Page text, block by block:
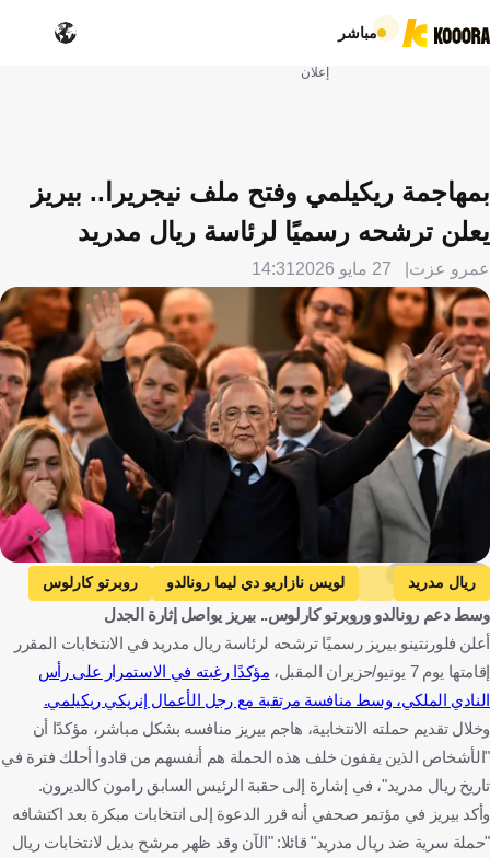
مباشر
إعلان
بمهاجمة ريكيلمي وفتح ملف نيجريرا.. بيريز
يعلن ترشحه رسميًا لرئاسة ريال مدريد
عمرو عزت 27 مايو 2026 14:31
Getty Images
ريال مدريد لويس نازاريو دي ليما رونالدو
روبرتو كارلوس
برشلونة
إسبانيا البرازيل كرة قدم
وسط دعم رونالدو وروبرتو كارلوس.. بيريز يواصل إثارة الجدل
أعلن فلورنتينو بيريز رسميًا ترشحه لرئاسة ريال مدريد في الانتخابات المقرر
إقامتها يوم 7 يونيو/حزيران المقبل،
مؤكدًا رغبته في الاستمرار على رأس
النادي الملكي، وسط منافسة مرتقبة مع رجل الأعمال إنريكي ريكيلمي.
وخلال تقديم حملته الانتخابية، هاجم بيريز منافسه بشكل مباشر، مؤكدًا أن
"الأشخاص الذين يقفون خلف هذه الحملة هم أنفسهم من قادوا أحلك فترة في
تاريخ ريال مدريد"، في إشارة إلى حقبة الرئيس السابق رامون كالديرون.
وأكد بيريز في مؤتمر صحفي أنه قرر الدعوة إلى انتخابات مبكرة بعد اكتشافه
"حملة سرية ضد ريال مدريد" قائلا: "الآن وقد ظهر مرشح بديل لانتخابات ريال